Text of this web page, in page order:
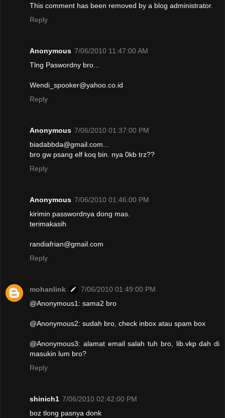
This comment has been removed by a blog administrator.
Reply
Anonymous 7/06/2010 11:47:00 AM
Tlng Paswordny bro...
Wendi_spooker@yahoo.co.id
Reply
Anonymous 7/06/2010 01:37:00 PM
biadabbda@gmail.com...
bro gw psang elf koq bin. nya 0kb trz??
Reply
Anonymous 7/06/2010 01:46:00 PM
kirimin passwordnya dong mas.
terimakasih
randiafrian@gmail.com
Reply
mohanlink
7/06/2010 01:49:00 PM
@Anonymous1: sama2 bro
@Anonymous2: sudah bro, check inbox atau spam box
@Anonymous3: alamat email salah tuh bro, lib.vkp dah di
masukin lum bro?
Reply
shinich1 7/06/2010 02:42:00 PM
boz tlong pasnya donk